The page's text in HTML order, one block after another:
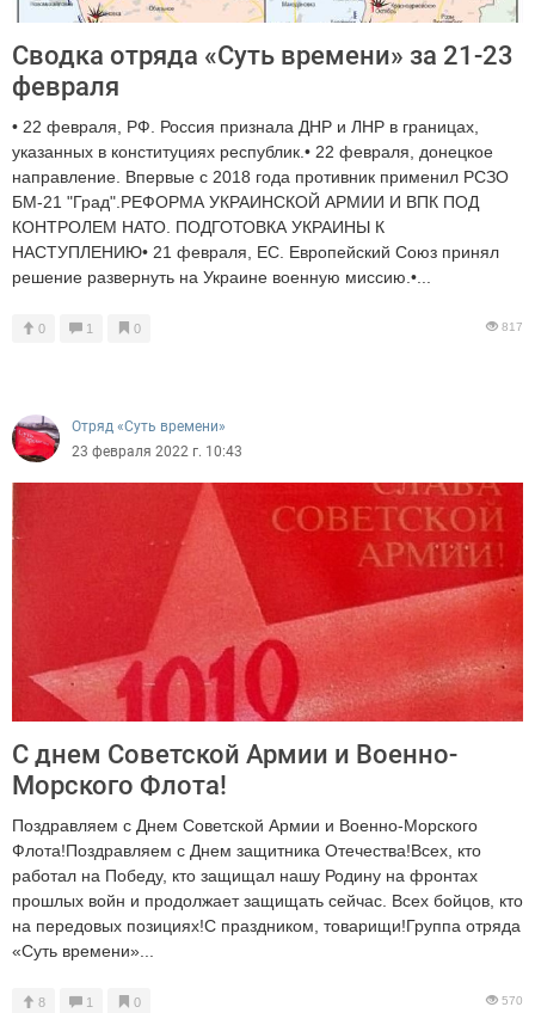
Сводка отряда «Суть времени» за 21-23
февраля
• 22 февраля, РФ. Россия признала ДНР и ЛНР в границах,
указанных в конституциях республик.• 22 февраля, донецкое
направление. Впервые с 2018 года противник применил РСЗО
БМ-21 "Град".РЕФОРМА УКРАИНСКОЙ АРМИИ И ВПК ПОД
КОНТРОЛЕМ НАТО. ПОДГОТОВКА УКРАИНЫ К
НАСТУПЛЕНИЮ• 21 февраля, ЕС. Европейский Союз принял
решение развернуть на Украине военную миссию.•...
0 1 0 817
Отряд «Суть времени»
23 февраля 2022 г. 10:43
С днем Советской Армии и Военно-
Морского Флота!
Поздравляем с Днем Советской Армии и Военно-Морского
Флота!Поздравляем с Днем защитника Отечества!Всех, кто
работал на Победу, кто защищал нашу Родину на фронтах
прошлых войн и продолжает защищать сейчас. Всех бойцов, кто
на передовых позициях!С праздником, товарищи!Группа отряда
«Суть времени»...
8 1 0 570